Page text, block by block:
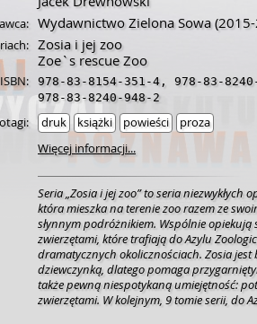
Wydawnictwo Zielona Sowa
Zosia i jej zoo
Zoe`s rescue Zoo
ISBN: 978-83-8154-351-4 , 978-83-
978-83-8240-948-2
druk książki powieści
proza
Więcej informacji...
Seria „Zosia i jej zoo” to seria niezwykłych
która mieszka na terenie zoo razem ze
słynnym podróżnikiem. Wspólnie opiekują
zwierzętami, które trafiają do Azylu
dramatycznych okolicznościach. Zosia
dziewczynką, dlatego pomaga
także pewną niespotykaną umiejętność:
zwierzętami. W kolejnym, 9 tomie serii, do
Zwierzak wydaje się być bardzo